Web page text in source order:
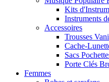
Kits
Instruments
Accessoires
Trousses
Cache-
Sacs
Porte Clés
Femmes